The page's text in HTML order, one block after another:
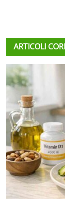
ARTICOLI